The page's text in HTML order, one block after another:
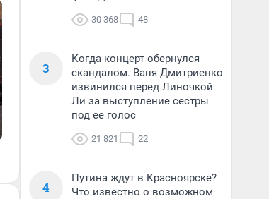
30 368 48
3
Когда концерт обернулся
скандалом. Ваня Дмитриенко
извинился перед Линочкой
Ли за выступление сестры
под ее голос
21 821 22
4
Путина ждут в Красноярске?
Что известно о возможном